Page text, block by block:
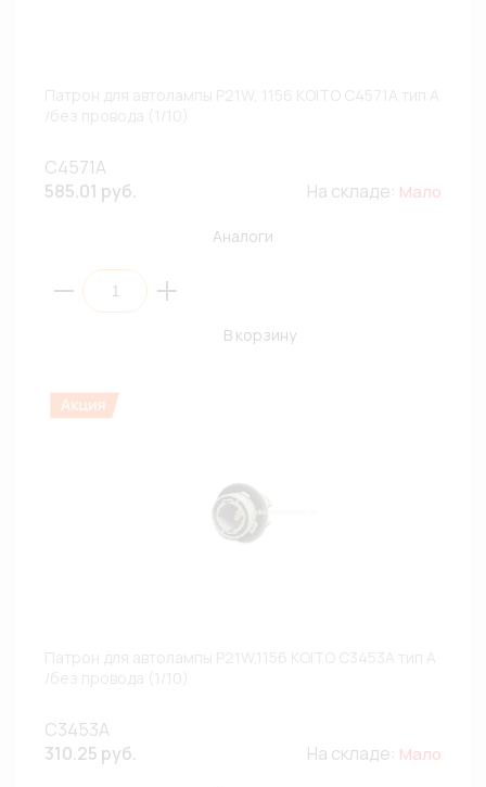
C4571A
585.01 руб.
На складе: Мало
Аналоги
В корзину
C3453A
310.25 руб.
На складе: Мало